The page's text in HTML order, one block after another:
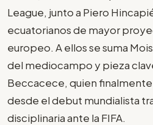
League, junto a Piero
ecuatorianos de mayor
europeo. A ellos se suma
del mediocampo y pieza
Beccacece, quien
desde el debut mundialista
disciplinaria ante la FIFA.